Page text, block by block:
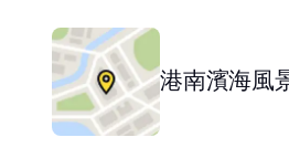
港南濱海風